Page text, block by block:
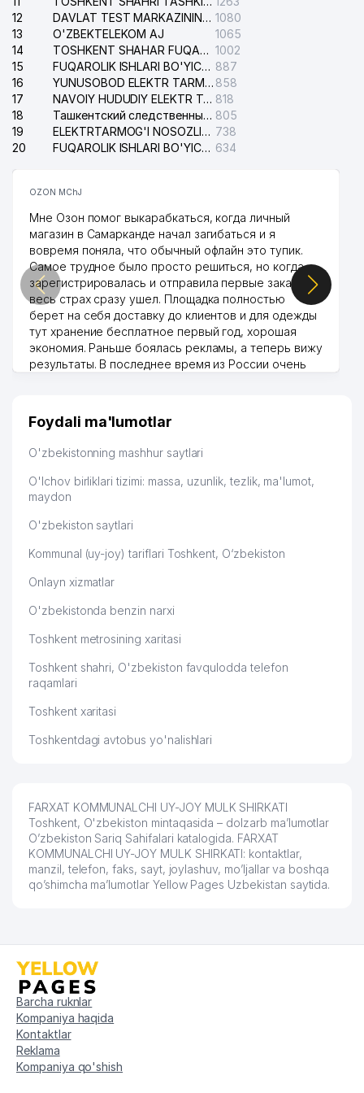
NG SERVICE MChJ
LOTOS INDUSTRIAL GROUP MChJ
MICHAEL TRADE MChJ
CHUDO DOKTOR MChJ
TRUSTINJINIRINGLOYIHA MChJ
48
O'ZBEKINVEST EIMSK YASHNOBOD
FILIALI
515 м
49 FAZLIDDIN DENTAL MChJ 520 м
50 SAXOVAT BROYLER MChJ 520 м
51
PSIHOLOGIYA QO'LLAB-
QUVVOTLASH VA ISHONCH
526 м
52
XUSUSIY KORXONASI
53 SHAHAR KLINIK KASALXONASI № 4
54
O'ZBEKISTON RESPUBLIKASI
TUMANI XALQ QABULXONASI
55
BARKAMOL AVLOD BOLALAR
56
XIZMATLAR MARKAZI
57
BYUDJETDAN TASHQARI PENSIYA
JAMG'ARMASI YASHNOBOD TUMANI
BO'LIMI
547 м
58 UBEDITES-SAMI MChJ
59 BIRLASHGAN MAHALLA QO'MITASI
61
VALIHANOVA UY-JOY MULK
SHIRKATI UY-JOY MULK SHIRKATI
565 м
62
UMUMIY O'RTA TA'LIM MAKTABI
№166
580 м
64 SVETLANA-KREDIT MChJ 589 м
65 LINA EXCLUSIVE PRODUCT MChJ
66 SUVLIQ-NUROTA MChJ
67
68 BEGZOD FARM SHIFO MChJ
12
DAVLAT TEST MARKAZINING ISHONCH TELEFONLARI 1080
13
O'ZBEKTELEKOM AJ
1065
14
TOSHKENT SHAHAR FUQAROLIK ISHLARI BO'YICHA SUDI 1002
15
FUQAROLIK ISHLARI BO'YICHA YAKKASAROY TUMANLARARO SUDI 887
16
YUNUSOBOD ELEKTR TARMOG'I NOSOZLIKLARI XIZMATI 858
17
NAVOIY HUDUDIY ELEKTR TARMOQLARI KORXONASI AJ 818
18
Ташкентский следственный изолятор 805
19
ELEKTRTARMOG'I NOSOZLIKLARINI TO'ZATISH SERGELI XIZMATI 738
20
FUQAROLIK ISHLARI BO'YICHA UCH-TEPA TUMANI SUDI 634
OZON MChJ
Мне Озон помог выкарабкаться, когда личный
магазин в Самарканде начал загибаться и я
вовремя поняла, что обычный офлайн это тупик.
Самое трудное было просто решиться, но когда
зарегистрировалась и отправила первые заказы,
весь страх сразу ушел. Площадка полностью
берет на себя доставку до клиентов и для одежды
тут хранение бесплатное первый год, хорошая
экономия. Раньше боялась рекламы, а теперь вижу
результаты. В последнее время из России очень
дальше развиваюсь потихоньку😊
Hamida 03.08.2026 12:45:39
Foydali ma'lumotlar
O'zbekistonning mashhur saytlari
O'lchov birliklari tizimi: massa, uzunlik, tezlik, ma'lumot,
maydon
O'zbekiston saytlari
Kommunal (uy-joy) tariflari Toshkent, O‘zbekiston
Onlayn xizmatlar
O'zbekistonda benzin narxi
Toshkent metrosining xaritasi
Toshkent shahri, O'zbekiston favqulodda telefon
raqamlari
Toshkent xaritasi
Toshkentdagi avtobus yo'nalishlari
FARXAT KOMMUNALCHI UY-JOY MULK SHIRKATI
Toshkent, O'zbekiston mintaqasida – dolzarb ma’lumotlar
O’zbekiston Sariq Sahifalari katalogida. FARXAT
KOMMUNALCHI UY-JOY MULK SHIRKATI: kontaktlar,
manzil, telefon, faks, sayt, joylashuv, mo’ljallar va boshqa
qo’shimcha ma’lumotlar Yellow Pages Uzbekistan saytida.
Barcha ruknlar
Kompaniya haqida
Kontaktlar
Reklama
Kompaniya qo'shish